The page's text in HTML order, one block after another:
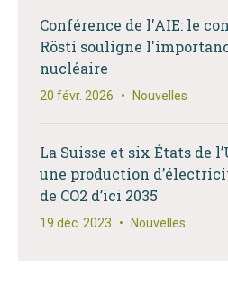
Conférence de l'AIE: le
Rösti souligne
nucléaire
20 févr. 2026 • Nouvelles
La Suisse et six États de
une production
de CO2 d’ici 2035
19 déc. 2023 • Nouvelles